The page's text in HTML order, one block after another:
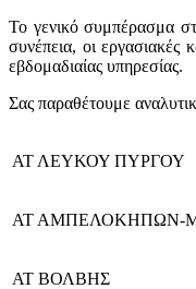
Το γενικό συμπέρασμα
συνέπεια, οι εργασιακές
εβδομαδιαίας υπηρεσίας.
Σας παραθέτουμε
ΑΤ ΛΕΥΚΟΥ ΠΥΡΓΟΥ
ΑΤ ΑΜΠΕΛΟΚΗΠΩΝ-
ΑΤ ΒΟΛΒΗΣ